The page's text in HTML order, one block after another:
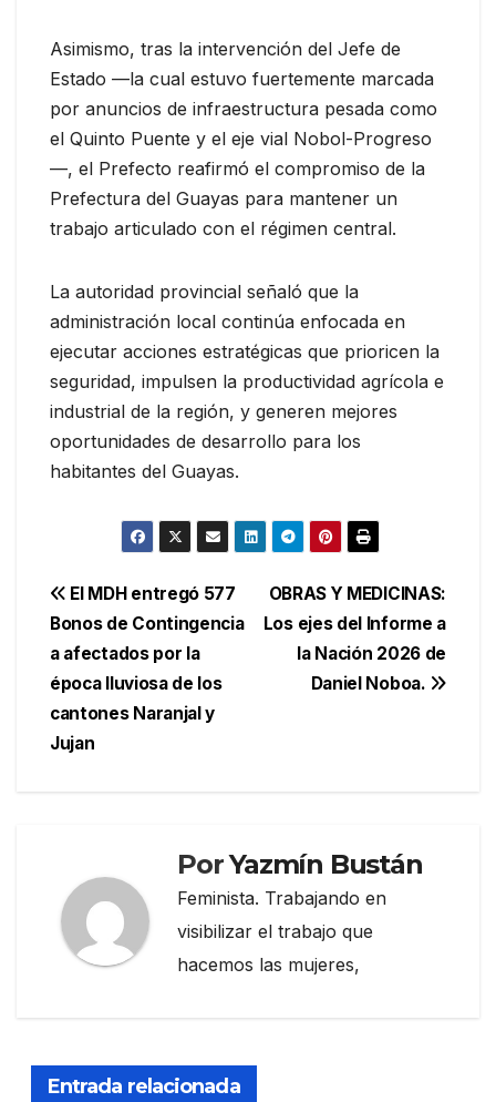
Asimismo, tras la intervención del Jefe de
Estado —la cual estuvo fuertemente marcada
por anuncios de infraestructura pesada como
el Quinto Puente y el eje vial Nobol-Progreso
—, el Prefecto reafirmó el compromiso de la
Prefectura del Guayas para mantener un
trabajo articulado con el régimen central.
La autoridad provincial señaló que la
administración local continúa enfocada en
ejecutar acciones estratégicas que prioricen la
seguridad, impulsen la productividad agrícola e
industrial de la región, y generen mejores
oportunidades de desarrollo para los
habitantes del Guayas.
Navegación
de
entradas
OBRAS Y MEDICINAS:
Los ejes del Informe a
la Nación 2026 de
Daniel Noboa.
El MDH entregó 577
Bonos de Contingencia
a afectados por la
época lluviosa de los
cantones Naranjal y
Jujan
PorYazmín Bustán
Feminista. Trabajando en
visibilizar el trabajo que
hacemos las mujeres,
Entrada relacionada